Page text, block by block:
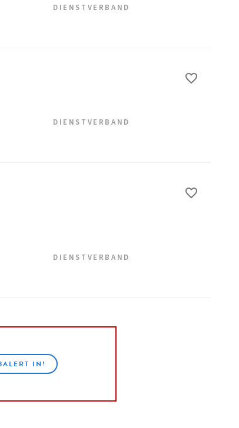
DIENSTVERBAND
DIENSTVERBAND
DIENSTVERBAND
IN!